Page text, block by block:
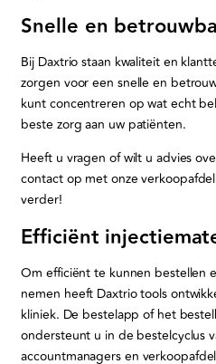
Snelle en
Bij Daxtrio staan kwaliteit en
zorgen voor een snelle en
kunt concentreren op wat echt
beste zorg aan uw patiënten.
Heeft u vragen of wilt u advies
contact op met onze
verder!
Efficiënt
Om efficiënt te kunnen bestellen
nemen heeft Daxtrio tools
kliniek. De bestelapp of het
ondersteunt u in de bestelcyclus
accountmanagers en